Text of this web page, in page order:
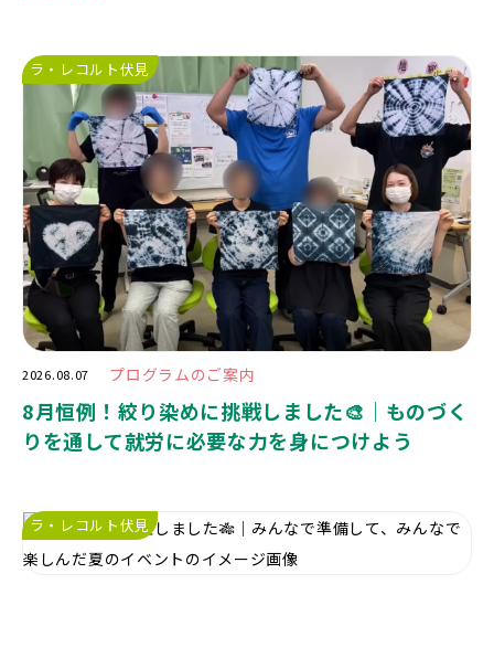
ラ・レコルト伏見
2026.08.07 プログラムのご案内
8月恒例！絞り染めに挑戦しました🎨｜ものづく
りを通して就労に必要な力を身につけよう
ラ・レコルト伏見